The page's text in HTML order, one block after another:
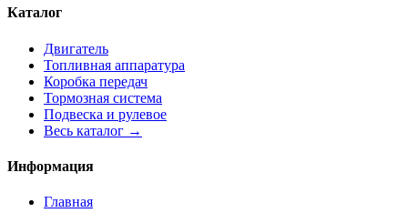
Каталог
Двигатель
Топливная аппаратура
Коробка передач
Тормозная система
Подвеска и рулевое
Весь каталог →
Информация
Главная